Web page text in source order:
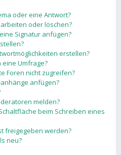
oder eine Antwort?
oder löschen?
Signatur anfügen?
erstellen?
Umfrage?
Foren nicht zugreifen?
anfügen?
melden?
beim Schreiben eines
freigegeben werden?
neu?